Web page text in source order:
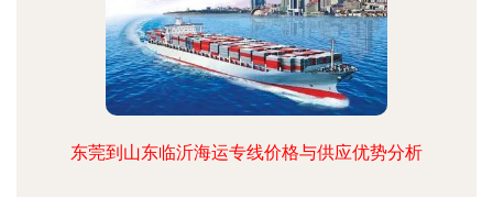
东莞到山东临沂海运专线价格与供应优势分析